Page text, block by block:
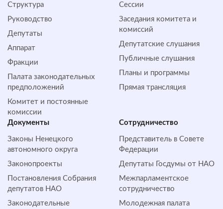
Структура
Руководство
Депутаты
Аппарат
Фракции
Палата законодательных
предположений
Комитет и постоянные
комиссии
Сессии
Заседания комитета и
комиссий
Депутатские слушания
Публичные слушания
Планы и программы
Прямая трансляция
Документы
Законы Ненецкого
автономного округа
Законопроекты
Постановления Собрания
депутатов НАО
Законодательные
Сотрудничество
Представитель в Совете
Федерации
Депутаты Госдумы от НАО
Межпарламентское
сотрудничество
Молодежная палата